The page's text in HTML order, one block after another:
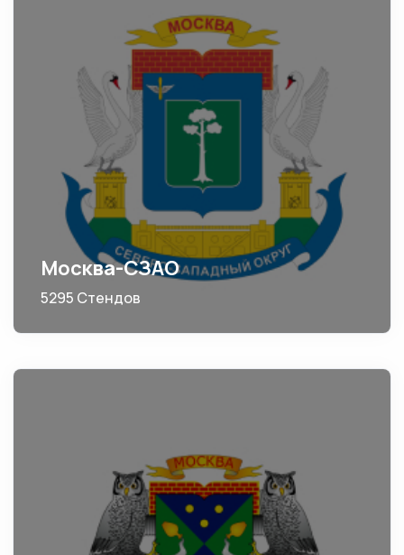
Москва-СЗАО
5295 Стендов